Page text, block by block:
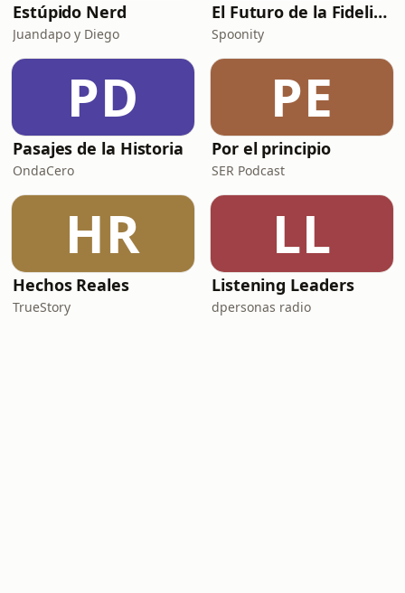
Estúpido Nerd
Juandapo y Diego
El Futuro de la Fidelización
Spoonity
PD
Pasajes de la Historia
OndaCero
PE
Por el principio
SER Podcast
HR
Hechos Reales
TrueStory
LL
Listening Leaders
dpersonas radio